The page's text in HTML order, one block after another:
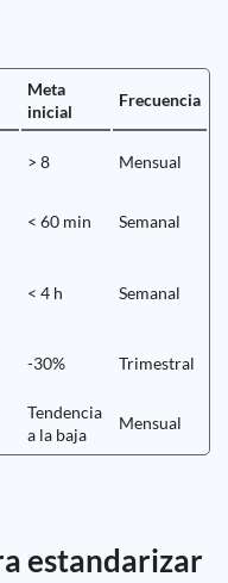
Meta
inicial
Frecuencia
> 8 Mensual
< 60 min Semanal
< 4 h Semanal
-30% Trimestral
Tendencia
a la baja
Mensual
estandarizar